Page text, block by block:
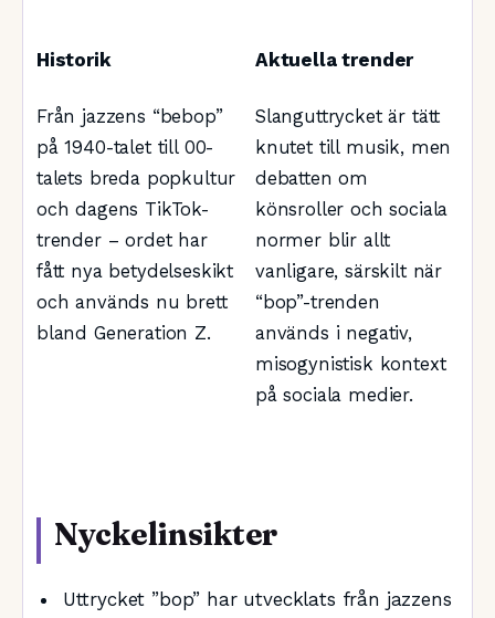
Historik
Från jazzens “bebop”
på 1940-talet till 00-
talets breda popkultur
och dagens TikTok-
trender – ordet har
fått nya betydelseskikt
och används nu brett
bland Generation Z.
Aktuella trender
Slanguttrycket är tätt
knutet till musik, men
debatten om
könsroller och sociala
normer blir allt
vanligare, särskilt när
“bop”-trenden
används i negativ,
misogynistisk kontext
på sociala medier.
Nyckelinsikter
Uttrycket ”bop” har utvecklats från jazzens